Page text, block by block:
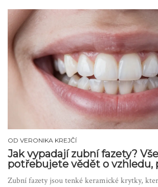
OD VERONIKA KREJČÍ
Jak vypadají zubní fazety?
potřebujete vědět o vzhledu,
Zubní fazety jsou tenké keramické krytky,